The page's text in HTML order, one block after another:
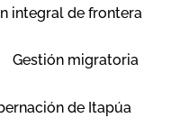
integral de frontera
Gestión migratoria
de Itapúa